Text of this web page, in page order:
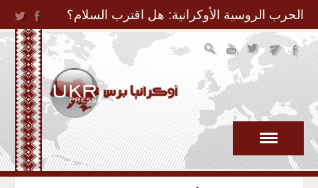
Jump to Navigation
الحرب الروسية الأوكرانية: هل اقترب السلام؟